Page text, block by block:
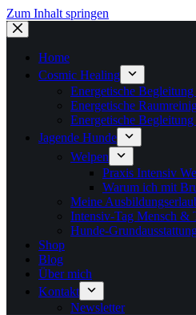
Zum Inhalt springen
Home
Cosmic Healing
Energetische
Energetische
Energetische
Jagende Hunde
Welpen
Praxis Intensiv
Warum ich mit
Meine
Intensiv-Tag Mensch &
Hunde-
Shop
Blog
Über mich
Kontakt
Newsletter